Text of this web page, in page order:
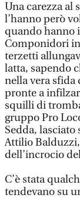
Una carezza al
l’hanno però
quando hanno
Componidori
terzetti
latta, sapendo
nella vera sfida
pronte a
squilli di
gruppo Pro
Sedda,
Attilio
dell’incrocio
C’è stata
tendevano su